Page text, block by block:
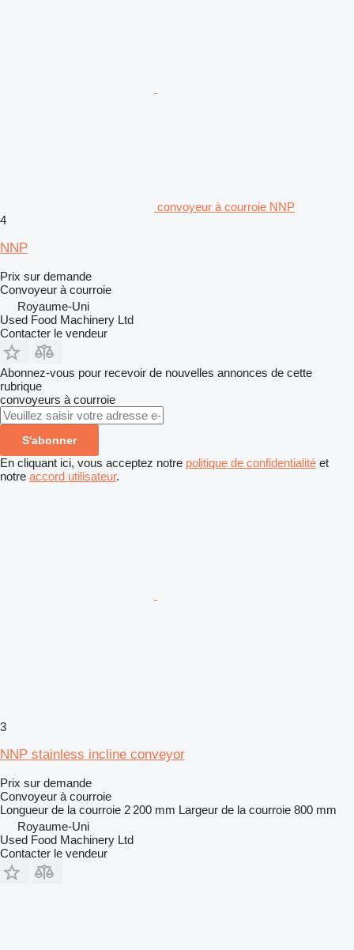
convoyeur à courroie NNP
4
NNP
Prix sur demande
Convoyeur à courroie
Royaume-Uni
Used Food Machinery Ltd
Contacter le vendeur
Abonnez-vous pour recevoir de nouvelles annonces de cette
rubrique
convoyeurs à courroie
S'abonner
En cliquant ici, vous acceptez notre politique de confidentialité et
notre accord utilisateur.
3
NNP stainless incline conveyor
Prix sur demande
Convoyeur à courroie
Longueur de la courroie 2 200 mm Largeur de la courroie 800 mm
Royaume-Uni
Used Food Machinery Ltd
Contacter le vendeur